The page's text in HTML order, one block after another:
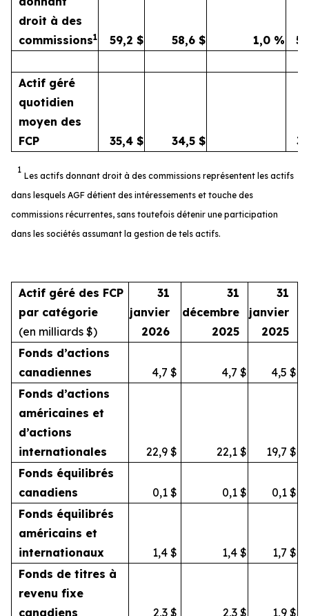
droit à des
commissions1 59,2 $ 58,6 $ 1,0 %
Actif géré
quotidien
moyen des
FCP
35,4 $ 34,5 $
1
Les actifs donnant droit à des commissions représentent les actifs
dans lesquels AGF détient des intéressements et touche des
commissions récurrentes, sans toutefois détenir une participation
dans les sociétés assumant la gestion de tels actifs.
Actif géré des FCP
par catégorie
(en milliards $)
31
janvier
2026
31
décembre
2025
31
janvier
2025
Fonds d’actions
canadiennes
4,7 $ 4,7 $ 4,5 $
Fonds d’actions
américaines et
d’actions
internationales
22,9 $ 22,1 $ 19,7 $
Fonds équilibrés
canadiens
0,1 $ 0,1 $ 0,1 $
Fonds équilibrés
américains et
internationaux
1,4 $ 1,4 $ 1,7 $
Fonds de titres à
revenu fixe
canadiens
2,3 $ 2,3 $ 1,9 $